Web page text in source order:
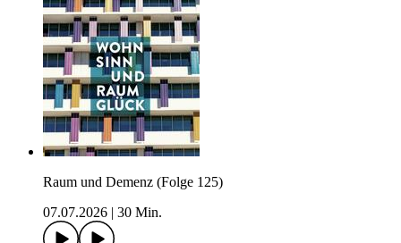
Raum und Demenz (Folge 125)
07.07.2026 | 30 Min.